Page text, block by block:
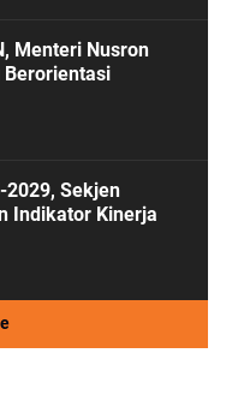
Menteri Nusron
Berorientasi
2029, Sekjen
Indikator Kinerja